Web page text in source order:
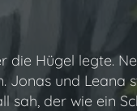
die Hügel legte.
Jonas und Leana
der wie ein